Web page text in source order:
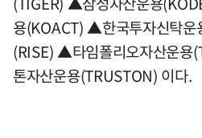
용(KOACT) ▲한국투자신탁
(RISE) ▲타임폴리오자산운
톤자산운용(TRUSTON) 이다.